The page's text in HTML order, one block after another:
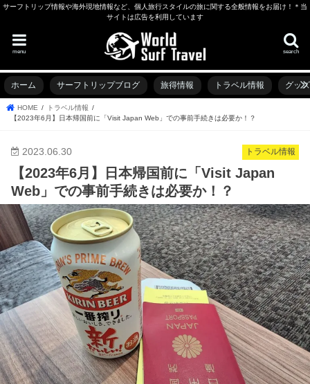
サーフトリップ情報や海外現地情報など、個人旅行スタイルの旅に関する全般情報をお届け！＊当
サイトは広告を利用しています
search
menu
ホーム サーフトリップブログ 旅得情報 トラベル情報 グッ
HOME
トラベル情報
【2023年6月】日本帰国前に「Visit Japan Web」での事前手続きは必要か！？
トラベル情報
2023.06.30
【2023年6月】日本帰国前に「Visit Japan
Web」での事前手続きは必要か！？